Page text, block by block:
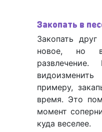
Закопать в
Закопать
новое, но
развлечение.
примеру,
время. Это
момент
куда веселее.